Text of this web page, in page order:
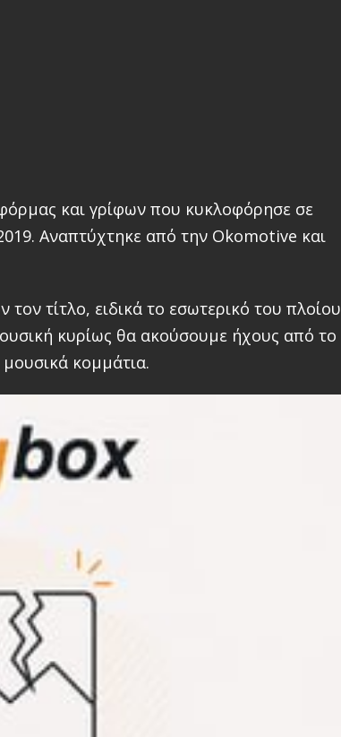
και γρίφων που κυκλοφόρησε σε
Αναπτύχτηκε από την Okomotive και
τίτλο, ειδικά το εσωτερικό του πλοίου
κυρίως θα ακούσουμε ήχους από το
κομμάτια.